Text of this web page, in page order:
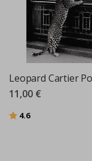
Leopard Cartier
11,00 €
Bewertung:
4.6von 5 Sternen